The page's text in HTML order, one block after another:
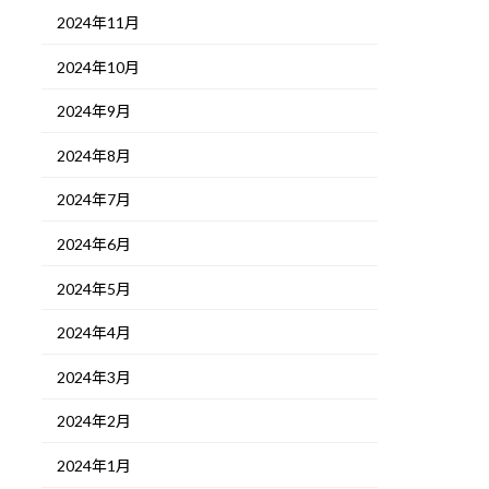
2024年11月
2024年10月
2024年9月
2024年8月
2024年7月
2024年6月
2024年5月
2024年4月
2024年3月
2024年2月
2024年1月